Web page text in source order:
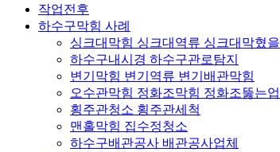
작업전후
하수구막힘 사례
싱크대막힘 싱크대역류 싱크대막혔
하수구내시경 하수구관로탐지
변기막힘 변기역류 변기배관막힘
오수관막힘 정화조막힘 정화조뚫는업
횡주관청소 횡주관세척
맨홀막힘 집수정청소
하수구배관공사 배관공사업체